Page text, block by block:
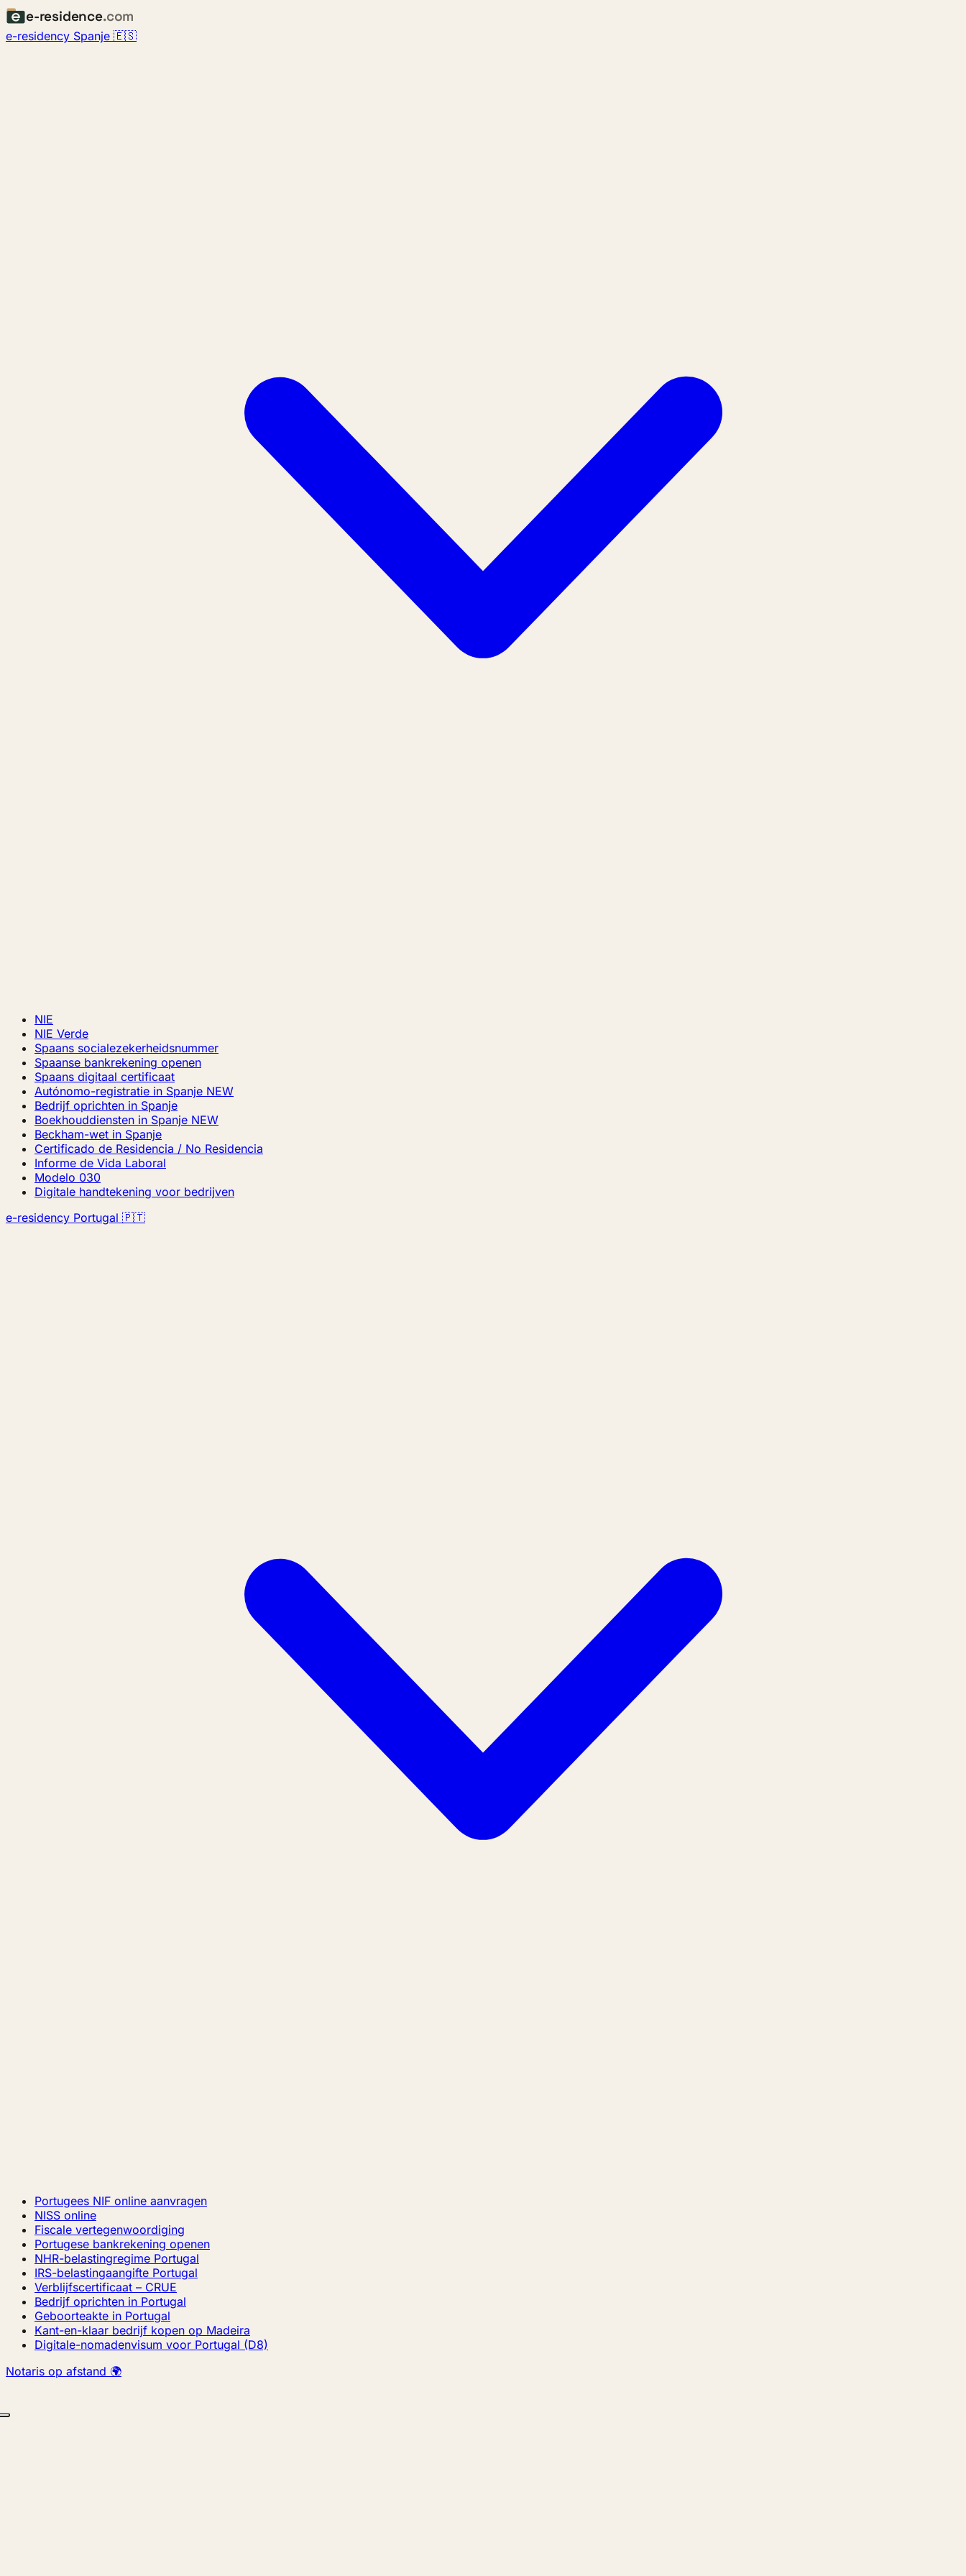
e-residence.com
e-residency Spanje 🇪🇸
NIE
NIE Verde
Spaans socialezekerheidsnummer
Spaanse bankrekening openen
Spaans digitaal certificaat
Autónomo-registratie in Spanje NEW
Bedrijf oprichten in Spanje
Boekhouddiensten in Spanje NEW
Beckham-wet in Spanje
Certificado de Residencia / No Residencia
Informe de Vida Laboral
Modelo 030
Digitale handtekening voor bedrijven
e-residency Portugal 🇵🇹
Portugees NIF online aanvragen
NISS online
Fiscale vertegenwoordiging
Portugese bankrekening openen
NHR-belastingregime Portugal
IRS-belastingaangifte Portugal
Verblijfscertificaat – CRUE
Bedrijf oprichten in Portugal
Geboorteakte in Portugal
Kant-en-klaar bedrijf kopen op Madeira
Digitale-nomadenvisum voor Portugal (D8)
Notaris op afstand 🌍